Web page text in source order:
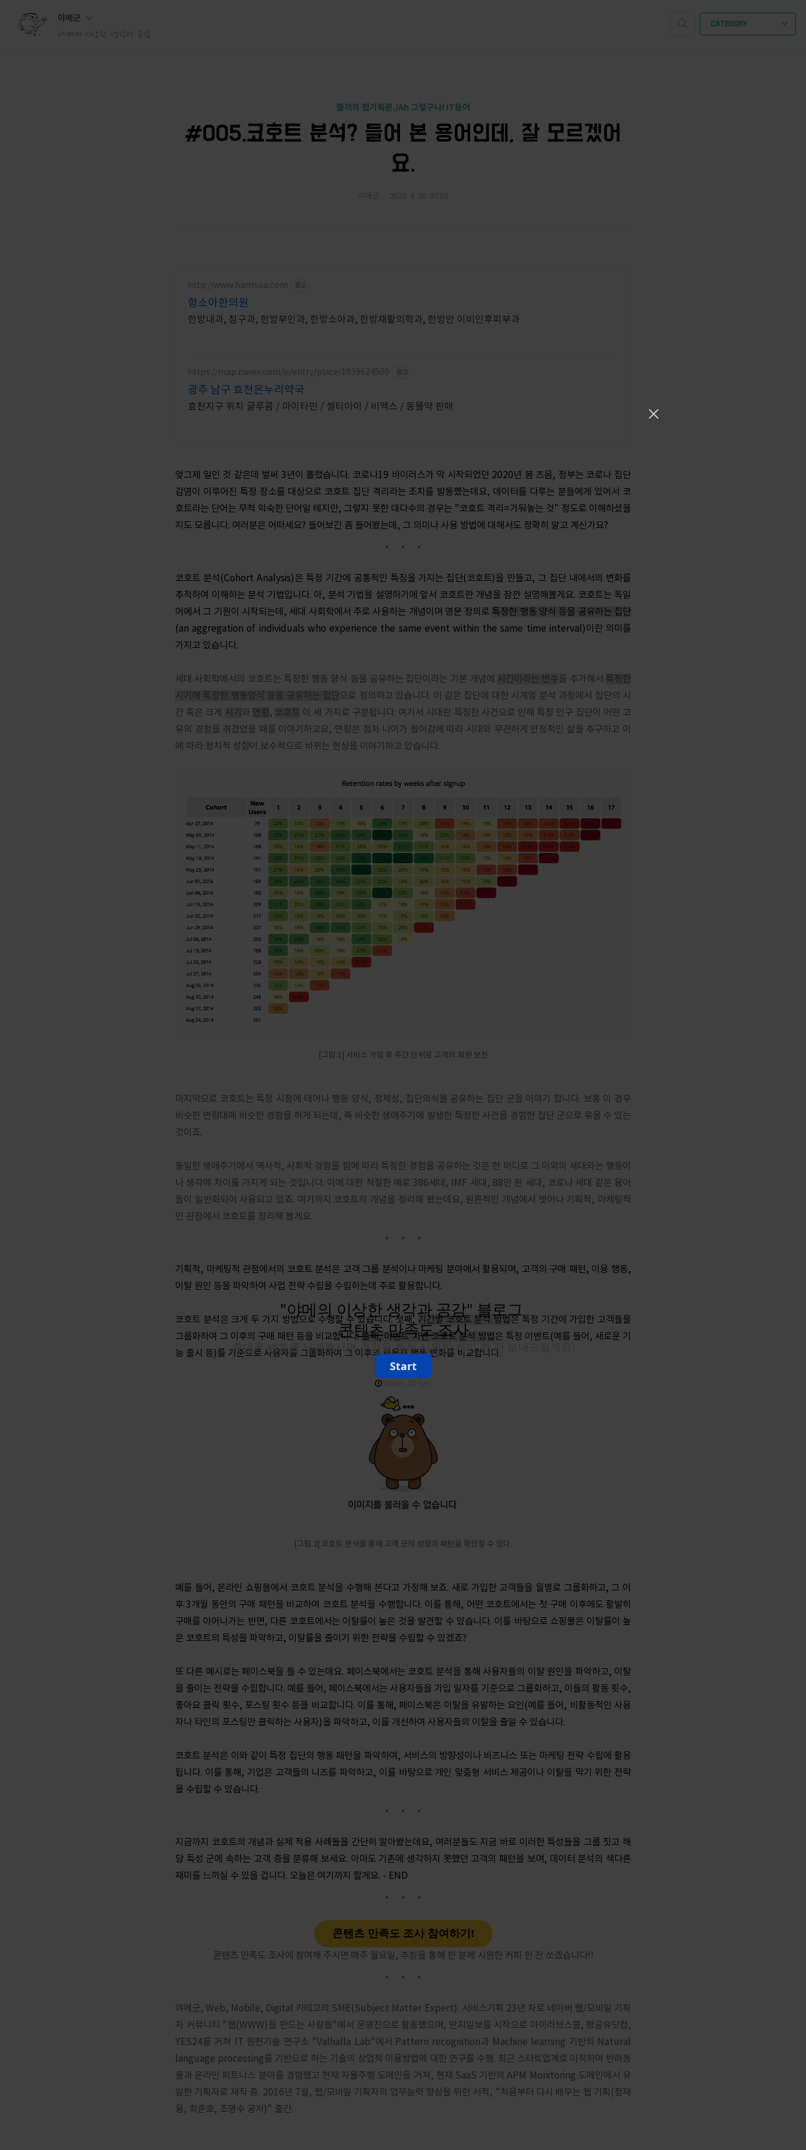
야메군
CATEGORY
똘끼의 웹기획론./Ah 그렇구나! IT용어
#005.코호트 분석? 들어 본 용어인데, 잘 모르겠어
요.
http://www.hamsoa.com 광고
함소아한의원
한방내과, 침구과, 한방부인과, 한방소아과, 한방재활의학과, 한방안 이비인후피부과
https://map.naver.com/p/entry/place/1939624500 광고
광주 남구 효천온누리약국
효천지구 위치 글루콤 / 마이타민 / 셀티아이 / 비맥스 / 동물약 판매
엊그제 일인 것 같은데 벌써 3년이 흘렀습니다. 코로나19 바이러스가 막 시작되었던 2020년 봄 즈음, 정부는 코로나 집단
감염이 이루어진 특정 장소를 대상으로 코호트 집단 격리라는 조치를 발동했는데요, 데이터를 다루는 분들에게 있어서 코
호트라는 단어는 무척 익숙한 단어일 테지만, 그렇지 못한 대다수의 경우는 "코호트 격리=가둬놓는 것" 정도로 이해하셨을
지도 모릅니다. 여러분은 어떠세요? 들어보긴 좀 들어봤는데, 그 의미나 사용 방법에 대해서도 정확히 알고 계신가요?
코호트 분석(Cohort Analysis)은 특정 기간에 공통적인 특징을 가지는 집단(코호트)을 만들고, 그 집단 내에서의 변화를
추적하여 이해하는 분석 기법입니다. 아, 분석 기법을 설명하기에 앞서 코호트란 개념을 잠깐 설명해볼게요. 코호트는 독일
어에서 그 기원이 시작되는데, 세대 사회학에서 주로 사용하는 개념이며 영문 정의로 특정한 행동 양식 등을 공유하는 집단
(an aggregation of individuals who experience the same event within the same time interval)이란 의미를
가지고 있습니다.
세대 사회학에서의 코호트는 특정한 행동 양식 등을 공유하는 집단이라는 기본 개념에 시간이라는 변수를 추가해서 특정한
시기에 특정한 행동양식 등을 공유하는 집단으로 정의하고 있습니다. 이 같은 집단에 대한 시계열 분석 과정에서 집단의 시
간 축은 크게
시기 와 연령, 코흐트 이 세 가지로 구분됩니다. 여기서 시대란 특정한 사건으로 인해 특정 인구 집단이 어떤 고
유의 경험을 겪겼었을 때를 이야기하고요, 연령은 점차 나이가 들어감에 따라 시대와 무관하게 안정적인 삶을 추구하고 이
에 따라 정치적 성향이 보수적으로 바뀌는 현상을 이야기하고 있습니다.
[그림.1] 서비스 가입 후 주간 단위로 고객의 회원 보전
마지막으로 코호트는 특정 시점에 태어나 행동 양식, 정체성, 집단의식을 공유하는 집단 군을 이야기 합니다. 보통 이 경우
비슷한 연령대에 비슷한 경험을 하게 되는데, 즉 비슷한 생애주기에 발생한 특정한 사건을 경험한 집단 군으로 묶을 수 있는
것이죠.
동일한 생애주기에서 역사적, 사회적 경험을 함에 따라 특정한 경험을 공유하는 것은 한 마디로 그 이외의 세대와는 행동이
나 생각에 차이를 가지게 되는 것입니다. 이에 대한 적절한 예로 386세대, IMF 세대, 88만 원 세대, 코로나 세대 같은 용어
들이 일반화되어 사용되고 있죠. 여기까지 코호트의 개념을 정리해 봤는데요, 원론적인 개념에서 벗어나 기획적, 마케팅적
인 관점에서 코호트를 정리해 볼게요.
기획적, 마케팅적 관점에서의 코호트 분석은 고객 그룹 분석이나 마케팅 분야에서 활용되며, 고객의 구매 패턴, 이용 행동,
이탈 원인 등을 파악하여 사업 전략 수립을 수립하는데 주로 활용합니다.
코호트 분석은 크게 두 가지 방법으로 수행할 수 있습니다. 첫째, 기간별 코호트 분석 방법은 특정 기간에 가입한 고객들을
그룹화하여 그 이후의 구매 패턴 등을 비교합니다.둘째, 이벤트 기반 코호트 분석 방법은 특정 이벤트(예를 들어, 새로운 기
능 출시 등)를 기준으로 사용자를 그룹화하여 그 이후의 사용자 행동 변화를 비교합니다.
[그림.2] 코호트 분석을 통해 고객 군의 성향과 패턴을 확인할 수 있다.
예를 들어, 온라인 쇼핑몰에서 코호트 분석을 수행해 본다고 가정해 보죠. 새로 가입한 고객들을 월별로 그룹화하고, 그 이
후 3개월 동안의 구매 패턴을 비교하여 코호트 분석을 수행합니다. 이를 통해, 어떤 코호트에서는 첫 구매 이후에도 활발히
구매를 이어나가는 반면, 다른 코호트에서는 이탈률이 높은 것을 발견할 수 있습니다. 이를 바탕으로 쇼핑몰은 이탈률이 높
은 코호트의 특성을 파악하고, 이탈률을 줄이기 위한 전략을 수립할 수 있겠죠?
또 다른 예시로는 페이스북을 들 수 있는데요. 페이스북에서는 코호트 분석을 통해 사용자들의 이탈 원인을 파악하고, 이탈
을 줄이는 전략을 수립합니다. 예를 들어, 페이스북에서는 사용자들을 가입 일자를 기준으로 그룹화하고, 이들의 활동 횟수,
좋아요 클릭 횟수, 포스팅 횟수 등을 비교합니다. 이를 통해, 페이스북은 이탈을 유발하는 요인(예를 들어, 비활동적인 사용
자나 타인의 포스팅만 클릭하는 사용자)을 파악하고, 이를 개선하여 사용자들의 이탈을 줄일 수 있습니다.
코호트 분석은 이와 같이 특정 집단의 행동 패턴을 파악하여, 서비스의 방향성이나 비즈니스 또는 마케팅 전략 수립에 활용
됩니다. 이를 통해, 기업은 고객들의 니즈를 파악하고, 이를 바탕으로 개인 맞춤형 서비스 제공이나 이탈을 막기 위한 전략
을 수립할 수 있습니다.
지금까지 코호트의 개념과 실제 적용 사례들을 간단히 알아봤는데요, 여러분들도 지금 바로 이러한 특성들을 그룹 짓고 해
당 특성 군에 속하는 고객 층을 분류해 보세요. 아마도 기존에 생각하지 못했던 고객의 패턴을 보며, 데이터 분석의 색다른
재미를 느끼실 수 있을 겁니다. 오늘은 여기까지 할게요. - END
콘텐츠 만족도 조사 참여하기!
콘텐츠 만족도 조사에 참여해 주시면 매주 월요일, 추첨을 통해 한 분께 시원한 커피 한 잔 쏘겠습니다!!
야메군, Web, Mobile, Digital 카테고리 SME(Subject Matter Expert). 서비스기획 23년 차로 네이버 웹/모바일 기획
자 커뮤니티 "웹(WWW)을 만드는 사람들"에서 운영진으로 활동했으며, 딴지일보를 시작으로 아이러브스쿨, 짱공유닷컴,
YES24를 거쳐 IT 원천기술 연구소 "Valhalla Lab"에서 Pattern recognition과 Machine learning 기반의 Natural
language processing를 기반으로 하는 기술의 상업적 이용방법에 대한 연구를 수행. 최근 스타트업계로 이직하여 반려동
물과 온라인 피트니스 분야를 경험했고 현재 자율주행 도메인을 거쳐, 현재 SaaS 기반의 APM Monitoring 도메인에서 유
일한 기획자로 재직 중. 2016년 7월, 웹/모바일 기획자의 업무능력 향상을 위한 서적, "처음부터 다시 배우는 웹 기획(정재
용, 최준호, 조영수 공저)" 출간.